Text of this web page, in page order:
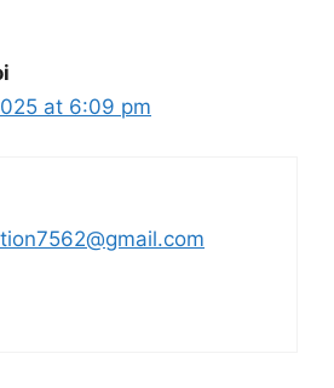
at 6:09 pm